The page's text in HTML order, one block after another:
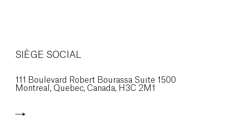
SIÈGE SOCIAL
111 Boulevard Robert Bourassa Suite 1500
Montreal, Quebec, Canada, H3C 2M1